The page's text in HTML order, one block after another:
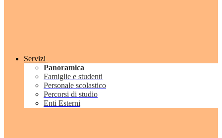
Servizi
Panoramica
Famiglie e studenti
Personale scolastico
Percorsi di studio
Enti Esterni